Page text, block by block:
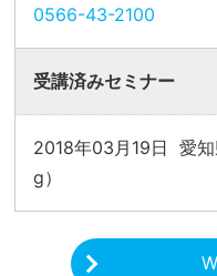
0566-43-2100
受講済みセミナー
2018年03月19日 愛
g）